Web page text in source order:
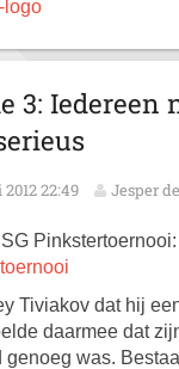
3: Iedereen
22:49 Jesper
Pinkstertoernooi:
Tiviakov dat hij
daarmee dat
was.